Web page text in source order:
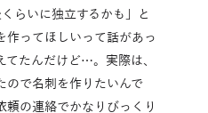
らいに独立するかも」と
作ってほしいって話があっ
てたんだけど…。実際は、
ので名刺を作りたいんで
頼の連絡でかなりびっくり